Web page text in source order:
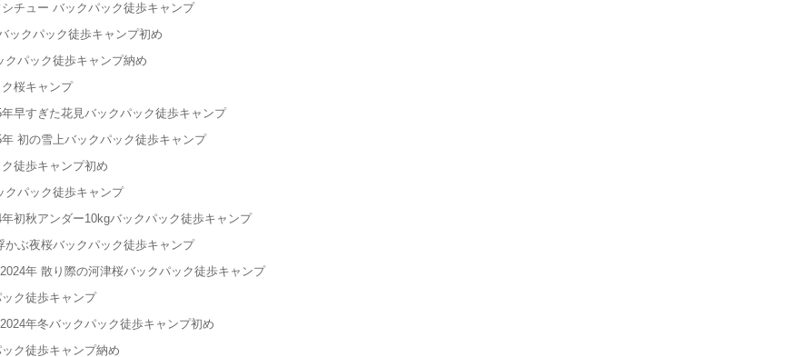
チュー バックパック徒歩キャンプ
ックパック徒歩キャンプ初め
クパック徒歩キャンプ納め
桜キャンプ
早すぎた花見バックパック徒歩キャンプ
初の雪上バックパック徒歩キャンプ
徒歩キャンプ初め
クパック徒歩キャンプ
初秋アンダー10kgバックパック徒歩キャンプ
かぶ夜桜バックパック徒歩キャンプ
年 散り際の河津桜バックパック徒歩キャンプ
ク徒歩キャンプ
年冬バックパック徒歩キャンプ初め
ク徒歩キャンプ納め